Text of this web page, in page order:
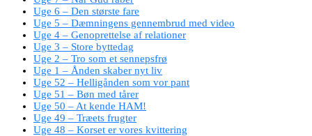
Uge 6 – Den største fare
Uge 5 – Dæmningens gennembrud med video
Uge 4 – Genoprettelse af relationer
Uge 3 – Store byttedag
Uge 2 – Tro som et sennepsfrø
Uge 1 – Ånden skaber nyt liv
Uge 52 – Helligånden som vor pant
Uge 51 – Bøn med tårer
Uge 50 – At kende HAM!
Uge 49 – Træets frugter
Uge 48 – Korset er vores kvittering